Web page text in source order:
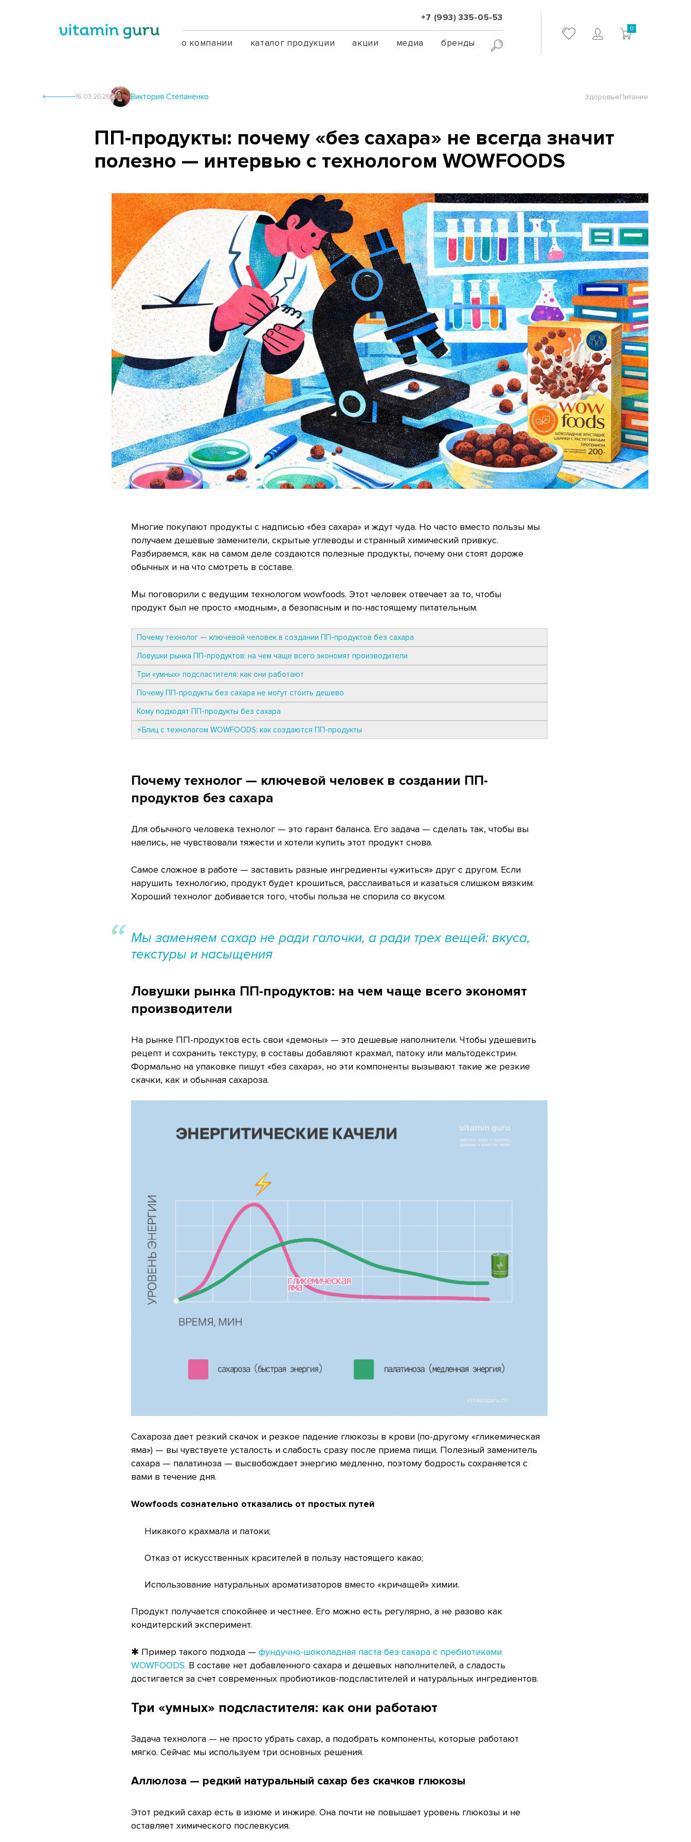
+7 (993) 335-05-53
о компании каталог продукции акции медиа бренды
0
16.03.2026 Виктория Степаненко ЗдоровьеПитание
ПП-продукты: почему «без сахара» не всегда значит
полезно — интервью с технологом WOWFOODS
Многие покупают продукты с надписью «без сахара» и ждут чуда. Но часто вместо пользы мы
получаем дешевые заменители, скрытые углеводы и странный химический привкус.
Разбираемся, как на самом деле создаются полезные продукты, почему они стоят дороже
обычных и на что смотреть в составе.
Мы поговорили с ведущим технологом wowfoods. Этот человек отвечает за то, чтобы
продукт был не просто «модным», а безопасным и по-настоящему питательным.
Почему технолог — ключевой человек в создании ПП-продуктов без сахара
Ловушки рынка ПП-продуктов: на чем чаще всего экономят производители
Три «умных» подсластителя: как они работают
Почему ПП-продукты без сахара не могут стоить дешево
Кому подходят ПП-продукты без сахара
⚡Блиц с технологом WOWFOODS: как создаются ПП-продукты
Почему технолог — ключевой человек в создании ПП-
продуктов без сахара
Для обычного человека технолог — это гарант баланса. Его задача — сделать так, чтобы вы
наелись, не чувствовали тяжести и хотели купить этот продукт снова.
Самое сложное в работе — заставить разные ингредиенты «ужиться» друг с другом. Если
нарушить технологию, продукт будет крошиться, расслаиваться и казаться слишком вязким.
Хороший технолог добивается того, чтобы польза не спорила со вкусом.
Мы заменяем сахар не ради галочки, а ради трех вещей: вкуса,
текстуры и насыщения
Ловушки рынка ПП-продуктов: на чем чаще всего экономят
производители
На рынке ПП-продуктов есть свои «демоны» — это дешевые наполнители. Чтобы удешевить
рецепт и сохранить текстуру, в составы добавляют крахмал, патоку или мальтодекстрин.
Формально на упаковке пишут «без сахара», но эти компоненты вызывают такие же резкие
скачки, как и обычная сахароза.
Сахароза дает резкий скачок и резкое падение глюкозы в крови (по-другому «гликемическая
яма») — вы чувствуете усталость и слабость сразу после приема пищи. Полезный заменитель
сахара — палатиноза — высвобождает энергию медленно, поэтому бодрость сохраняется с
вами в течение дня.
Wowfoods сознательно отказались от простых путей
Никакого крахмала и патоки;
Отказ от искусственных красителей в пользу настоящего какао;
Использование натуральных ароматизаторов вместо «кричащей» химии.
Продукт получается спокойнее и честнее. Его можно есть регулярно, а не разово как
кондитерский эксперимент.
✱ Пример такого подхода — фундучно-шоколадная паста без сахара с пребиотиками
WOWFOODS. В составе нет добавленного сахара и дешевых наполнителей, а сладость
достигается за счет современных пробиотиков-подсластителей и натуральных ингредиентов.
Три «умных» подсластителя: как они работают
Задача технолога — не просто убрать сахар, а подобрать компоненты, которые работают
мягко. Сейчас мы используем три основных решения.
Аллюлоза — редкий натуральный сахар без скачков глюкозы
Этот редкий сахар есть в изюме и инжире. Она почти не повышает уровень глюкозы и не
оставляет химического послевкусия.